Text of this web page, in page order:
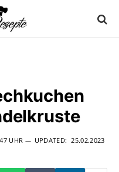
UHR UPDATED: 25.02.2023